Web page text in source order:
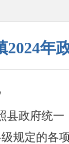
2024年
县政府统一
规定的各